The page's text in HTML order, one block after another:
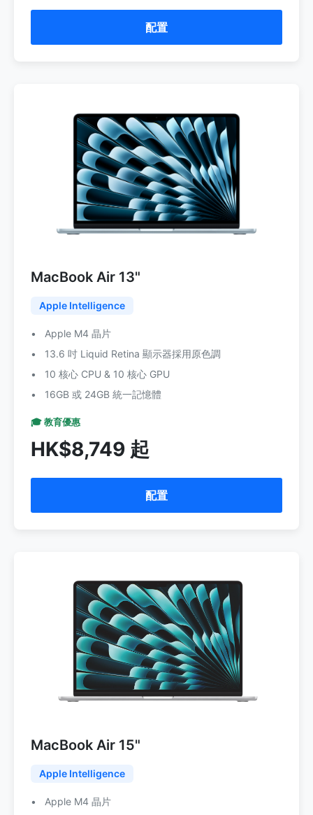
配置
MacBook Air 13"
Apple Intelligence
Apple M4 晶片
13.6 吋 Liquid Retina 顯示器採用原色調
10 核心 CPU & 10 核心 GPU
16GB 或 24GB 統一記憶體
🎓 教育優惠
HK$8,749 起
配置
MacBook Air 15"
Apple Intelligence
Apple M4 晶片